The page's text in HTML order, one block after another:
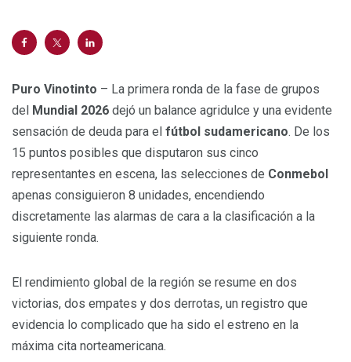
Puro Vinotinto – La primera ronda de la fase de grupos
del Mundial 2026 dejó un balance agridulce y una evidente
sensación de deuda para el fútbol sudamericano. De los
15 puntos posibles que disputaron sus cinco
representantes en escena, las selecciones de Conmebol
apenas consiguieron 8 unidades, encendiendo
discretamente las alarmas de cara a la clasificación a la
siguiente ronda.
El rendimiento global de la región se resume en dos
victorias, dos empates y dos derrotas, un registro que
evidencia lo complicado que ha sido el estreno en la
máxima cita norteamericana.